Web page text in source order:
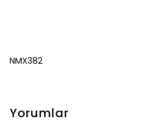
NMX382
Yorumlar